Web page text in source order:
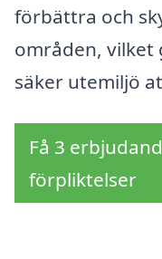
förbättra och
områden, vilket
säker utemiljö
Få 3
förpliktelser